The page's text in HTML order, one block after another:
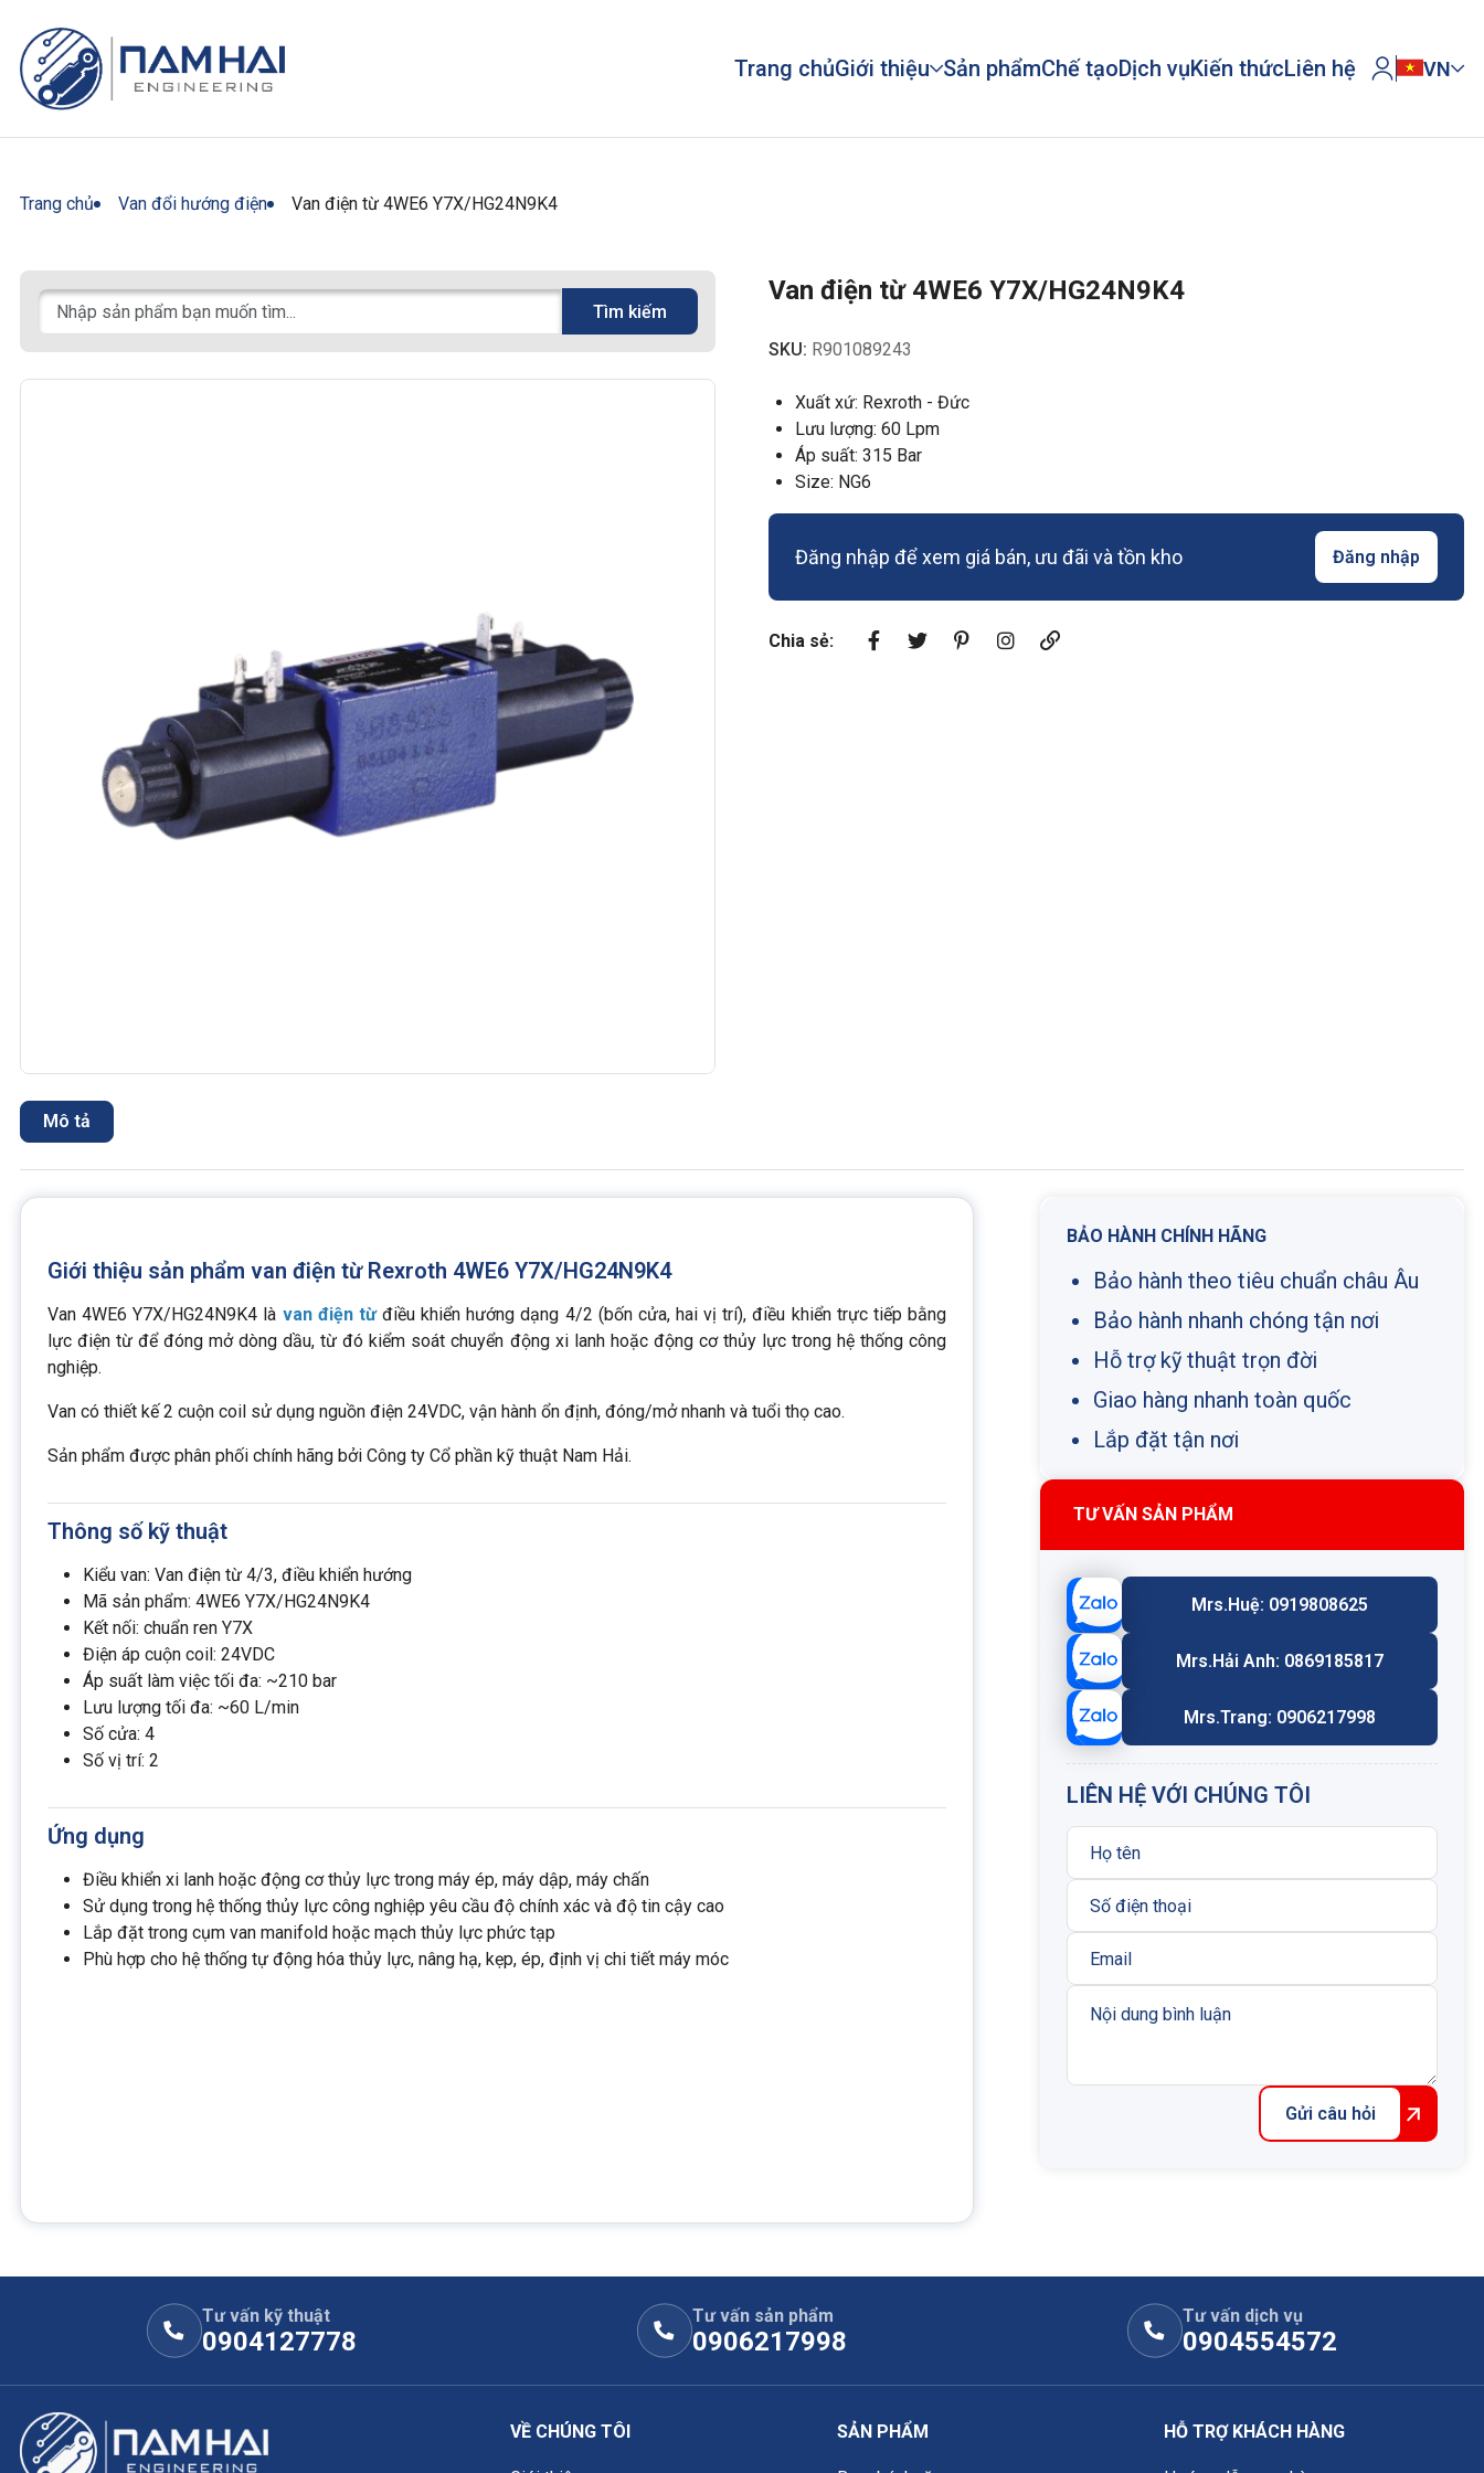
Trang chủGiới thiệu Sản phẩmChế tạoDịch vụKiến thứcLiên hệ VN
Trang chủ Van đổi hướng điện Van điện từ 4WE6 Y7X/HG24N9K4
Tìm kiếm
Van điện từ 4WE6 Y7X/HG24N9K4
SKU: R901089243
Xuất xứ: Rexroth - Đức
Lưu lượng: 60 Lpm
Áp suất: 315 Bar
Size: NG6
Đăng nhập để xem giá bán, ưu đãi và tồn kho Đăng nhập
Chia sẻ:
Mô tả
Giới thiệu sản phẩm van điện từ Rexroth 4WE6 Y7X/HG24N9K4
Van 4WE6 Y7X/HG24N9K4 là van điện từđiều khiển hướng dạng 4/2 (bốn cửa, hai vị trí), điều khiển trực tiếp bằng
lực điện từ để đóng mở dòng dầu, từ đó kiểm soát chuyển động xi lanh hoặc động cơ thủy lực trong hệ thống công
nghiệp.
Van có thiết kế 2 cuộn coil sử dụng nguồn điện 24VDC, vận hành ổn định, đóng/mở nhanh và tuổi thọ cao.
Sản phẩm được phân phối chính hãng bởi Công ty Cổ phần kỹ thuật Nam Hải.
Thông số kỹ thuật
Kiểu van: Van điện từ 4/3, điều khiển hướng
Mã sản phẩm: 4WE6 Y7X/HG24N9K4
Kết nối: chuẩn ren Y7X
Điện áp cuộn coil: 24VDC
Áp suất làm việc tối đa: ~210 bar
Lưu lượng tối đa: ~60 L/min
Số cửa: 4
Số vị trí: 2
Ứng dụng
Điều khiển xi lanh hoặc động cơ thủy lực trong máy ép, máy dập, máy chấn
Sử dụng trong hệ thống thủy lực công nghiệp yêu cầu độ chính xác và độ tin cậy cao
Lắp đặt trong cụm van manifold hoặc mạch thủy lực phức tạp
Phù hợp cho hệ thống tự động hóa thủy lực, nâng hạ, kẹp, ép, định vị chi tiết máy móc
BẢO HÀNH CHÍNH HÃNG
Bảo hành theo tiêu chuẩn châu Âu
Bảo hành nhanh chóng tận nơi
Hỗ trợ kỹ thuật trọn đời
Giao hàng nhanh toàn quốc
Lắp đặt tận nơi
TƯ VẤN SẢN PHẨM
Mrs.Huệ: 0919808625
Mrs.Hải Anh: 0869185817
Mrs.Trang: 0906217998
LIÊN HỆ VỚI CHÚNG TÔI
Gửi câu hỏi
Tư vấn kỹ thuật
0904127778
Tư vấn sản phẩm
0906217998
Tư vấn dịch vụ
0904554572
VỀ CHÚNG TÔI SẢN PHẨM HỖ TRỢ KHÁCH HÀNG